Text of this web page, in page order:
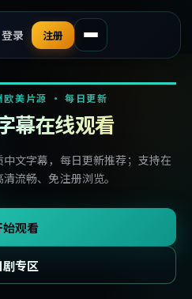
登录 注册
美片源 · 每日更新
幕在线观看
文字幕，每日更新推荐；支持在
流畅、免注册浏览。
始观看
剧专区